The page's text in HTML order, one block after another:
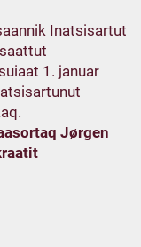
Inatsisartut
1. januar
Jørgen